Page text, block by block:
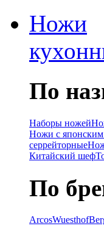
Ножи
По
Наборы ножей
Ножи с японским
серрейторные
Китайский шеф
По
ArcosWuesthof